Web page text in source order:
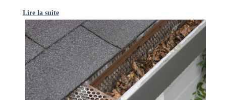
Lire la suite